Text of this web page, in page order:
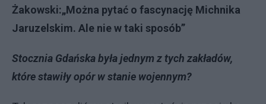
Żakowski:„Można pytać o fascynację Michnika
Jaruzelskim. Ale nie w taki sposób”
Stocznia Gdańska była jednym z tych zakładów,
które stawiły opór w stanie wojennym?